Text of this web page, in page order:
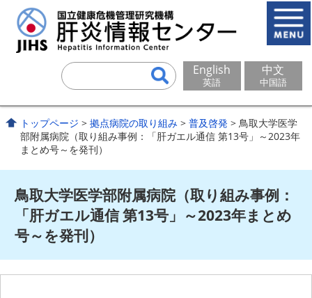
English
英語
中文
中国語
トップページ >拠点病院の取り組み >普及啓発 > 鳥取大学医学
部附属病院（取り組み事例：「肝ガエル通信 第13号」～2023年
まとめ号～を発刊）
鳥取大学医学部附属病院（取り組み事例：
「肝ガエル通信 第13号」～2023年まとめ
号～を発刊）